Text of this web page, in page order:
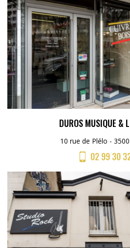
DUROS MUSIQUE &
10 rue de Plélo -
02 99 30